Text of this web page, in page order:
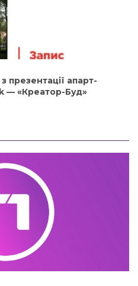
презентації апарт-
— «Креатор-Буд»